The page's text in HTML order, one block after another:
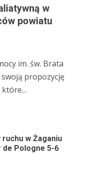
w
powiatu
im. św. Brata
propozycję
w Żaganiu
de Pologne 5-6